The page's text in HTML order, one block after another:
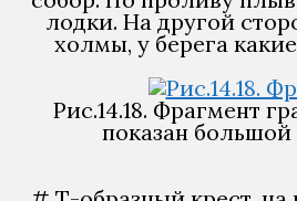
лодки. На другой
холмы, у берега
Рис.14.18. Фрагмент
показан